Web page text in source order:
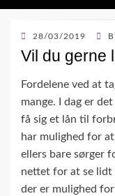
POSTED
ON
28/03/2019
Vil du gerne
Fordelene ved at
mange. I dag er
få sig et lån til
har mulighed for
ellers bare sørger
nettet for at se lidt
der er mulighed